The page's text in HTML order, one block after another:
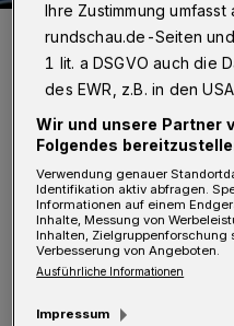
Symbolbild.
U m kurz vor 2
Polizeibeamte
durch Haan
Ihre Zustimmung
rundschau.de-Seiten
1 lit. a DSGVO auch die
des EWR, z.B. in den
Wir und unsere Partner
Folgendes
Verwendung genauer
Identifikation aktiv abfragen.
Informationen auf einem
Inhalte, Messung von
Inhalten, Zielgruppenforschung
Verbesserung von Angeboten.
Ausführliche Informationen
Impressum